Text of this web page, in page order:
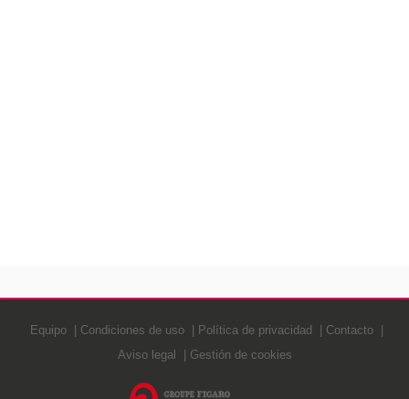
Equipo Condiciones de uso Política de privacidad
Contacto
Aviso legal
Gestión de cookies